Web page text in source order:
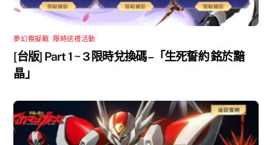
夢幻模擬戰 限時送禮活動
[台版] Part 1 ~ 3 限時兌換碼 –「生死誓約 銘於黯
晶」